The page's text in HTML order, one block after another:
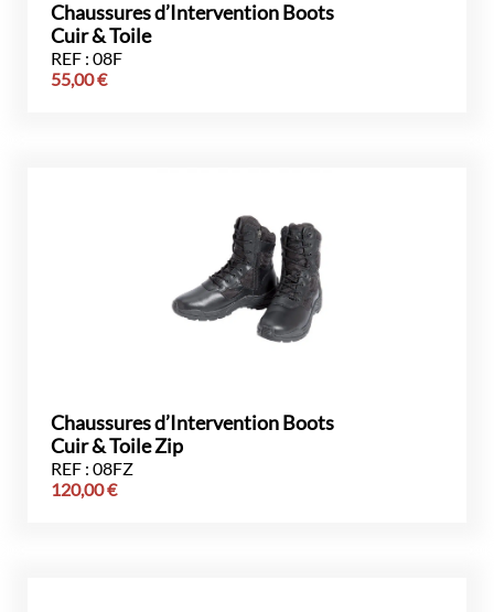
Chaussures d’Intervention Boots
Cuir & Toile
REF : 08F
55,00€
Chaussures d’Intervention Boots
Cuir & Toile Zip
REF : 08FZ
120,00€